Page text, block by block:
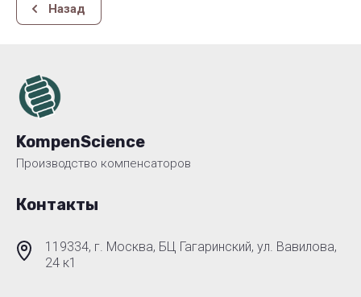
Назад
KompenScience
Производство компенсаторов
Контакты
119334, г. Москва, БЦ Гагаринский, ул. Вавилова,
24 к1